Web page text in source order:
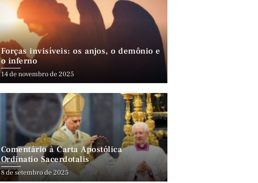
Forças invisíveis: os anjos, o demônio e
o inferno
14 de novembro de 2025
Comentário à Carta Apostólica
Ordinatio Sacerdotalis
8 de setembro de 2025